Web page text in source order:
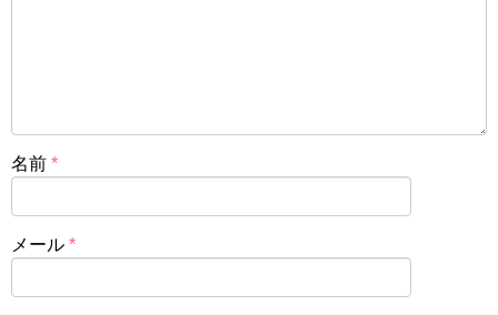
名前 *
メール *